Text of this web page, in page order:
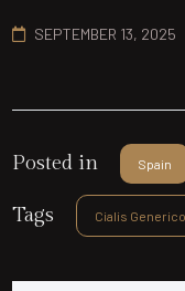
SEPTEMBER 13, 2025
Posted in Spain
Tags Cialis